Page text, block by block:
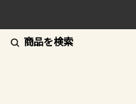
商品を検索